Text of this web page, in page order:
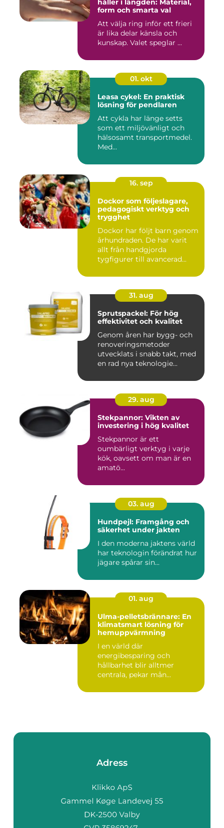
håller i längden: Material,
form och smarta val
Att välja ring inför ett frieri
är lika delar känsla och
kunskap. Valet speglar ...
01. okt
Leasa cykel: En praktisk
lösning för pendlaren
Att cykla har länge setts
som ett miljövänligt och
hälsosamt transportmedel.
Med...
16. sep
Dockor som följeslagare,
pedagogiskt verktyg och
trygghet
Dockor har följt barn genom
århundraden. De har varit
allt från handgjorda
tygfigurer till avancerad...
31. aug
Sprutspackel: För hög
effektivitet och kvalitet
Genom åren har bygg- och
renoveringsmetoder
utvecklats i snabb takt, med
en rad nya teknologie...
29. aug
Stekpannor: Vikten av
investering i hög kvalitet
Stekpannor är ett
oumbärligt verktyg i varje
kök, oavsett om man är en
amatö...
03. aug
Hundpejl: Framgång och
säkerhet under jakten
I den moderna jaktens värld
har teknologin förändrat hur
jägare spårar sin...
01. aug
Ulma-pelletsbrännare: En
klimatsmart lösning för
hemuppvärmning
I en värld där
energibesparing och
hållbarhet blir alltmer
centrala, pekar mån...
Adress